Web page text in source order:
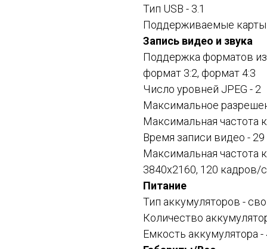
Тип USB - 3.1
Поддерживаемые карты
Запись видео и звука
Поддержка форматов
формат 3:2, формат 4:3
Число уровней JPEG - 2
Максимальное
Максимальная частота
Время записи видео -
Максимальная частота
3840x2160, 120 кадров/
Питание
Тип аккумуляторов -
Количество
Емкость аккумулятора